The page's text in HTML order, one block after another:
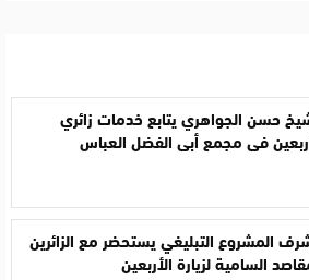
حسن الجواهري يتابع خدمات زائري
في مجمع أبي الفضل العباس
المشروع التبليغي يستحضر مع الزائرين
السامية لزيارة الأربعين